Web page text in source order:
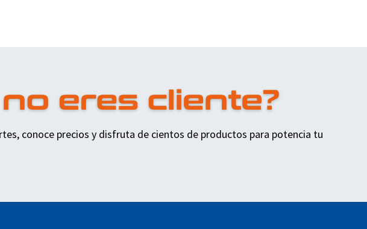
conoce precios y disfruta de cientos de productos para potencia tu